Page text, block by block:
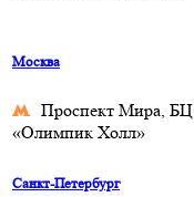
Москва
Проспект Мира, БЦ
«Олимпик Холл»
Санкт-Петербург